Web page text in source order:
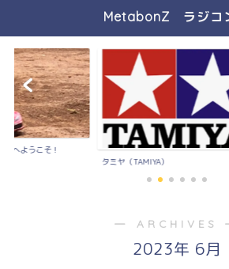
MetabonZ ラジコ
へようこそ！
タミヤ（TAMIYA）
― ARCHIVES
2023年 6月